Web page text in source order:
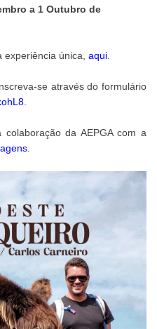
a 1 Outubro de
única, aqui
se através do formulário
da AEPGA com a